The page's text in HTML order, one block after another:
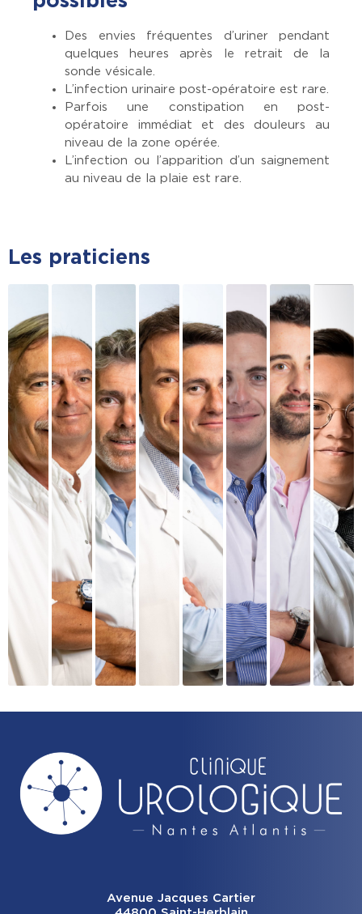
Des envies fréquentes d’uriner pendant
quelques heures après le retrait de la
sonde vésicale.
L’infection urinaire post-opératoire est rare.
Parfois une constipation en post-
opératoire immédiat et des douleurs au
niveau de la zone opérée.
L’infection ou l’apparition d’un saignement
au niveau de la plaie est rare.
Les praticiens
Avenue Jacques Cartier